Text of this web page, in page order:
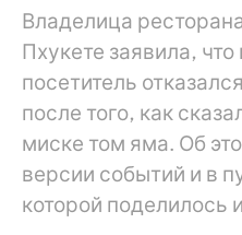
Владелица
Пхукете заявила,
посетитель
после того, как
миске том яма. Об
версии событий и в
которой поделилось